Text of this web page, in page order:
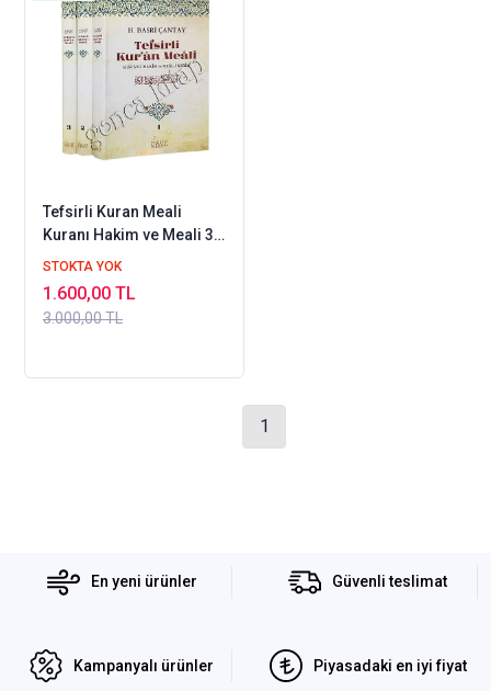
Tefsirli Kuran Meali
Kuranı Hakim ve Meali 3
Cilt Set Şamau Kağıt
STOKTA YOK
3.000,00 TL
1.600,00 TL
1
En yeni ürünler Güvenli teslimat
Kampanyalı ürünler Piyasadaki en iyi fiyat